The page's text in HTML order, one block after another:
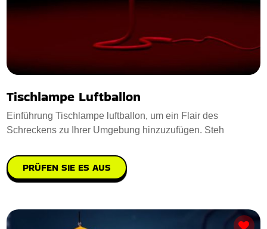
Tischlampe Luftballon
Einführung Tischlampe luftballon, um ein Flair des
Schreckens zu Ihrer Umgebung hinzuzufügen. Steh
PRÜFEN SIE ES AUS